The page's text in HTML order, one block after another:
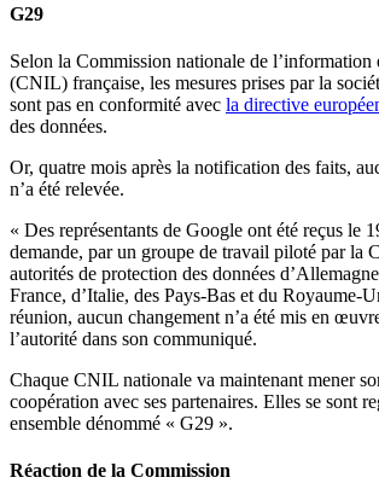
G29
Selon la Commission nationale de l’information
(CNIL) française, les mesures prises par la
sont pas en conformité avec la directive
des données.
Or, quatre mois après la notification des faits,
n’a été relevée.
« Des représentants de Google ont été reçus le
demande, par un groupe de travail piloté par la
autorités de protection des données
France, d’Italie, des Pays-Bas et du Royaume-
réunion, aucun changement n’a été mis en
l’autorité dans son communiqué.
Chaque CNIL nationale va maintenant mener
coopération avec ses partenaires. Elles se sont
ensemble dénommé « G29 ».
Réaction de la Commission